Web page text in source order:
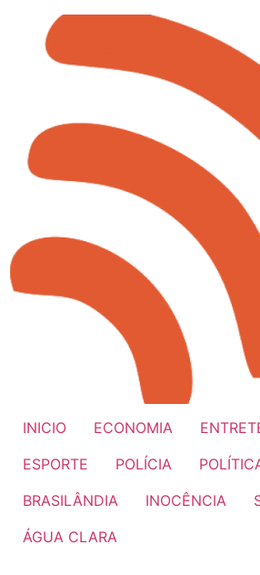
INICIO ECONOMIA
ESPORTE
POLÍCIA
BRASILÂNDIA
INOCÊNCIA
ÁGUA CLARA